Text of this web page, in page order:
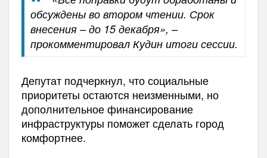
обсуждены во втором чтении. Срок
внесения – до 15 декабря», –
прокомментировал Кудин итоги сессии.
Депутат подчеркнул, что социальные
приоритеты остаются неизменными, но
дополнительное финансирование
инфраструктуры поможет сделать город
комфортнее.